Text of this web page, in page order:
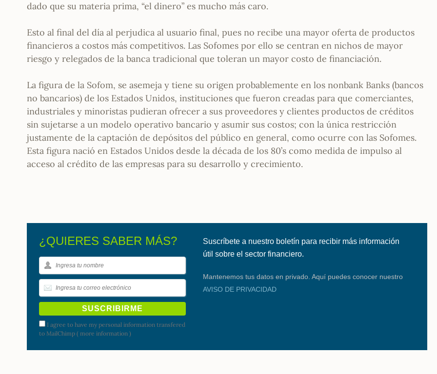
dado que su materia prima, “el dinero” es mucho más caro.
Esto al final del día al perjudica al usuario final, pues no recibe una mayor oferta de productos
financieros a costos más competitivos. Las Sofomes por ello se centran en nichos de mayor
riesgo y relegados de la banca tradicional que toleran un mayor costo de financiación.
La figura de la Sofom, se asemeja y tiene su origen probablemente en los nonbank Banks (bancos
no bancarios) de los Estados Unidos, instituciones que fueron creadas para que comerciantes,
industriales y minoristas pudieran ofrecer a sus proveedores y clientes productos de créditos
sin sujetarse a un modelo operativo bancario y asumir sus costos; con la única restricción
justamente de la captación de depósitos del público en general, como ocurre con las Sofomes.
Esta figura nació en Estados Unidos desde la década de los 80’s como medida de impulso al
acceso al crédito de las empresas para su desarrollo y crecimiento.
¿QUIERES SABER MÁS?
I agree to have my personal information transfered
to MailChimp ( more information)
Suscríbete a nuestro boletín para recibir más información
útil sobre el sector financiero.
Mantenemos tus datos en privado. Aquí puedes conocer nuestro
AVISO DE PRIVACIDAD